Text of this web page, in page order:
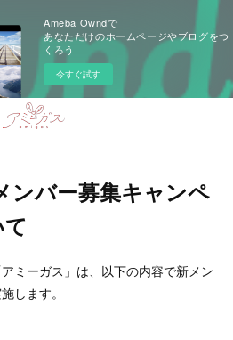
Ameba Owndで
あなただけのホームページやブログをつ
くろう
今すぐ試す
ンバー募集キャンペ
ミーガス」は、以下の内容で新メン
します。